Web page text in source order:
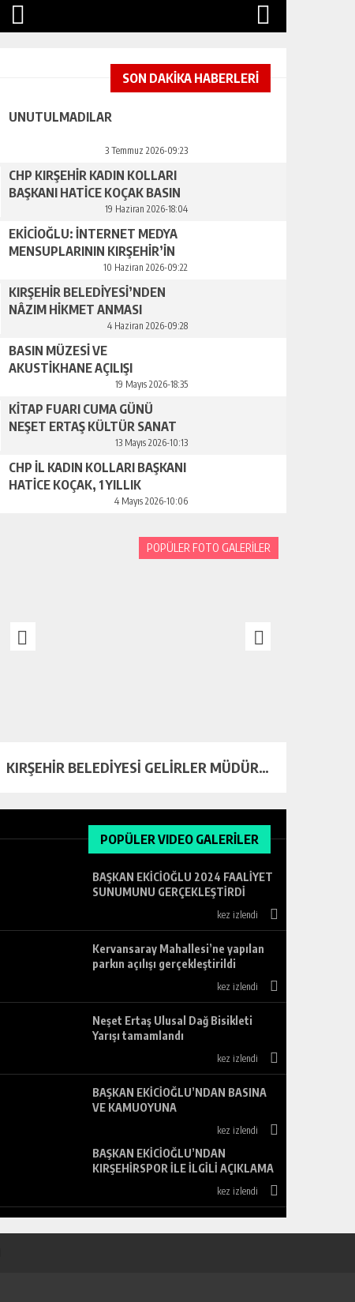
SON DAKİKA HABERLERİ
UNUTULMADILAR
3 Temmuz 2026-09:23
CHP KIRŞEHİR KADIN KOLLARI
BAŞKANI HATİCE KOÇAK BASIN
AÇIKLAMASI YAPTI19 Haziran 2026-18:04
EKİCİOĞLU: İNTERNET MEDYA
MENSUPLARININ KIRŞEHİR’İN
TANITIMINA YAPACAĞI
KATKILAR ÇOK ÖNEMLİ
10 Haziran 2026-09:22
KIRŞEHİR BELEDİYESİ’NDEN
NÂZIM HİKMET ANMASI
4 Haziran 2026-09:28
BASIN MÜZESİ VE
AKUSTİKHANE AÇILIŞI
GERÇEKLEŞTİRİLDİ19 Mayıs 2026-18:35
KİTAP FUARI CUMA GÜNÜ
NEŞET ERTAŞ KÜLTÜR SANAT
MERKEZİ’NDE BAŞLIYOR13 Mayıs 2026-10:13
CHP İL KADIN KOLLARI BAŞKANI
HATİCE KOÇAK, 1 YILLIK
ÇALIŞMALARINI BASINLA4 Mayıs 2026-10:06
POPÜLER FOTO GALERİLER
KIRŞEHİR BELEDİYESİ GELİRLER MÜDÜRLÜĞÜ’NDE BÜYÜK DEĞİŞİM
POPÜLER VIDEO GALERİLER
BAŞKAN EKİCİOĞLU 2024 FAALİYET
SUNUMUNU GERÇEKLEŞTİRDİ
kez izlendi
Kervansaray Mahallesi’ne yapılan
parkın açılışı gerçekleştirildi
kez izlendi
Neşet Ertaş Ulusal Dağ Bisikleti
Yarışı tamamlandı
kez izlendi
BAŞKAN EKİCİOĞLU’NDAN BASINA
VE KAMUOYUNA
kez izlendi
BAŞKAN EKİCİOĞLU’NDAN
KIRŞEHİRSPOR İLE İLGİLİ AÇIKLAMA
kez izlendi